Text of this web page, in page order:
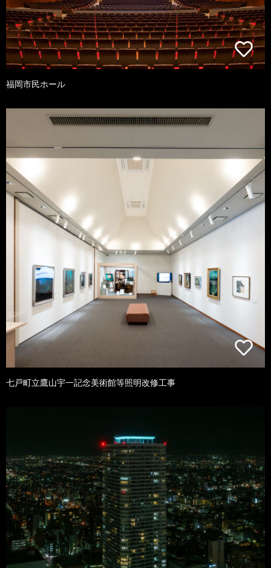
福岡市民ホール
七戸町立鷹山宇一記念美術館等照明改修工事